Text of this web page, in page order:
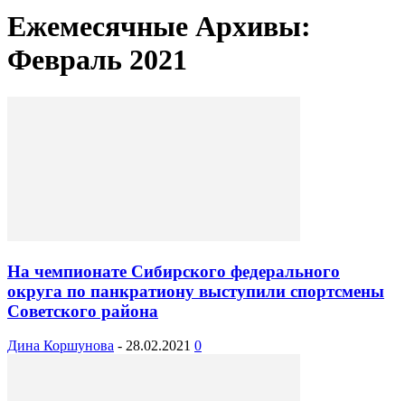
Ежемесячные Архивы:
Февраль 2021
На чемпионате Сибирского федерального
округа по панкратиону выступили спортсмены
Советского района
Дина Коршунова - 28.02.2021 0